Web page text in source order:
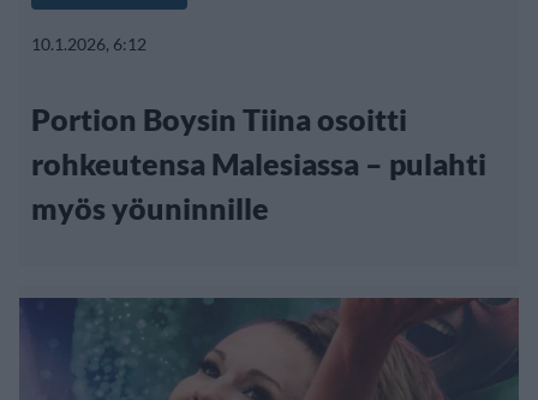
10.1.2026, 6:12
Portion Boysin Tiina osoitti
rohkeutensa Malesiassa – pulahti
myös yöuninnille